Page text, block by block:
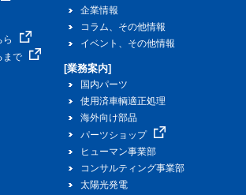
ら
まで
企業情報
コラム、その他情報
イベント、その他情報
[業務案内]
国内パーツ
使用済車輌適正処理
海外向け部品
パーツショップ
ヒューマン事業部
コンサルティング事業部
太陽光発電